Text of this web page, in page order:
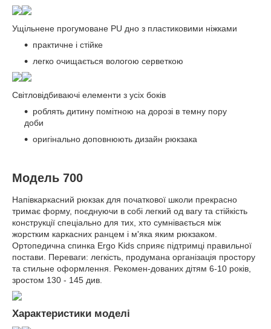
Ущільнене прогумоване PU дно з пластиковими ніжками
практичне і стійке
легко очищається вологою серветкою
Світловідбиваючі елементи з усіх боків
роблять дитину помітною на дорозі в темну пору
доби
оригінально доповнюють дизайн рюкзака
Модель 700
Напівкаркасний рюкзак для початкової школи прекрасно
тримає форму, поєднуючи в собі легкий од вагу та стійкість
конструкції спеціально для тих, хто сумнівається між
жорстким каркасних ранцем і м'яка яким рюкзаком.
Ортопедична спинка Ergo Kids сприяє підтримці правильної
постави. Переваги: легкість, продумана організація простору
та стильне оформлення. Рекомен-дованих дітям 6-10 років,
зростом 130 - 145 див.
Характеристики моделі